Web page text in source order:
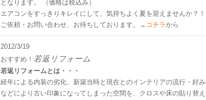
となります。 （価格は税込み）
エアコンをすっきりキレイにして、気持ちよく夏を迎えませんか？！
ご依頼・お問い合わせ、お待ちしております。→ コチラから
2012/3/19
おすすめ！ 若返リフォーム
若返リフォームとは・・・
経年による内装の劣化、新築当時と現在とのインテリアの流行・好
などにより古い印象になってしまった空間を、クロスや床の貼り替